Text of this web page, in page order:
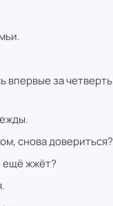
впервые за четверть
снова довериться?
ещё жжёт?